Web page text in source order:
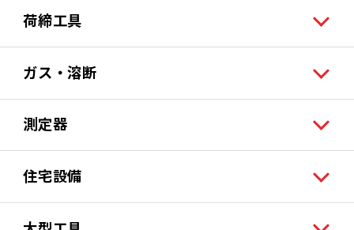
荷締工具
ガス・溶断
測定器
住宅設備